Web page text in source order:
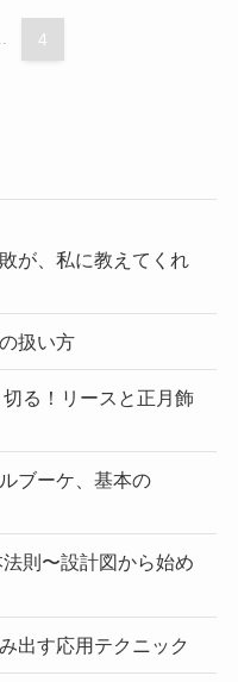
4
が、私に教えてくれ
扱い方
る！リースと正月飾
ブーケ、基本の
則〜設計図から始め
出す応用テクニック